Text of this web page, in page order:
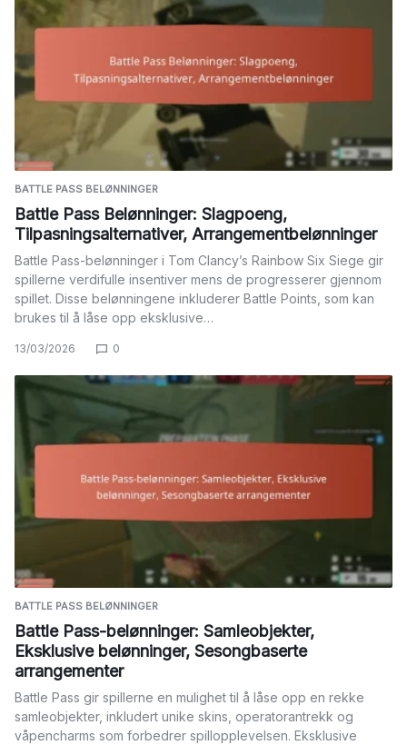
BATTLE PASS BELØNNINGER
Battle Pass Belønninger: Slagpoeng,
Tilpasningsalternativer, Arrangementbelønninger
Battle Pass-belønninger i Tom Clancy’s Rainbow Six Siege gir
spillerne verdifulle insentiver mens de progresserer gjennom
spillet. Disse belønningene inkluderer Battle Points, som kan
brukes til å låse opp eksklusive…
13/03/2026 0
BATTLE PASS BELØNNINGER
Battle Pass-belønninger: Samleobjekter,
Eksklusive belønninger, Sesongbaserte
arrangementer
Battle Pass gir spillerne en mulighet til å låse opp en rekke
samleobjekter, inkludert unike skins, operatorantrekk og
våpencharms som forbedrer spillopplevelsen. Eksklusive